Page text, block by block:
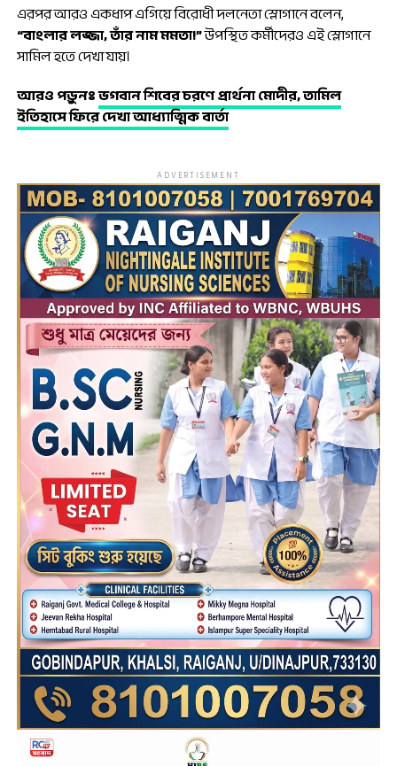
এরপর আরও একধাপ এগিয়ে বিরোধী দলনেতা স্লোগানে বলেন,
“বাংলার লজ্জা, তাঁর নাম মমতা!”উপস্থিত কর্মীদেরও এই স্লোগানে
সামিল হতে দেখা যায়।
আরও পড়ুনঃভগবান শিবের চরণে প্রার্থনা মোদীর, তামিল
ইতিহাসে ফিরে দেখা আধ্যাত্মিক বার্তা
ADVERTISEMENT